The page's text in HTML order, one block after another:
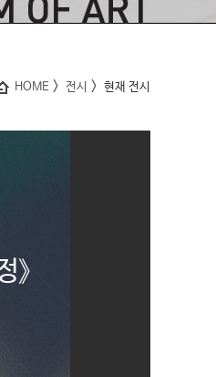
HOME > 전시 > 현재 전시